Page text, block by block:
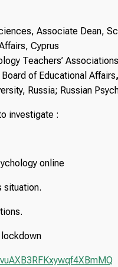
Associate Dean,
Cyprus
Teachers’
of Educational Affairs,
Russia; Russian
investigate :
online